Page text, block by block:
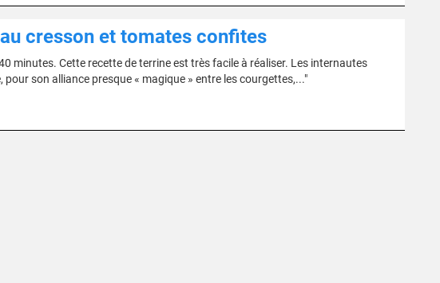
cresson et tomates confites
minutes. Cette recette de terrine est très facile à réaliser. Les internautes
pour son alliance presque « magique » entre les courgettes,..."